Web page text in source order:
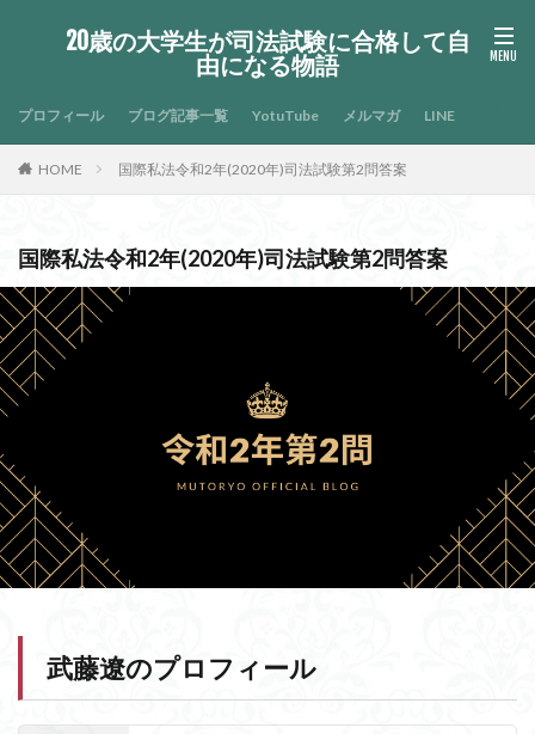
20歳の大学生が司法試験に合格して自
由になる物語
プロフィール ブログ記事一覧 YotuTube メルマガ LINE
HOME 国際私法令和2年(2020年)司法試験第2問答案
国際私法令和2年(2020年)司法試験第2問答案
武藤遼のプロフィール